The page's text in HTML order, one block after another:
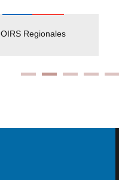
OIRS Regionales